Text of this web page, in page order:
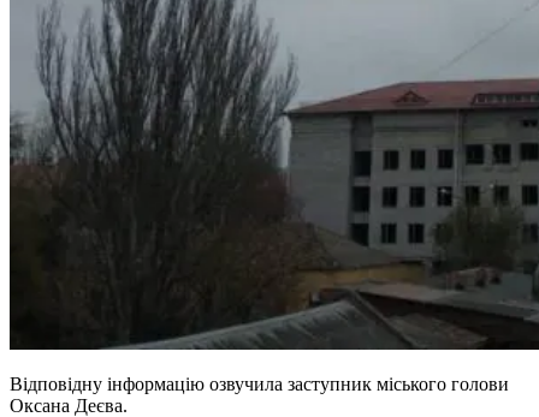
Відповідну інформацію озвучила заступник міського голови
Оксана Деєва.